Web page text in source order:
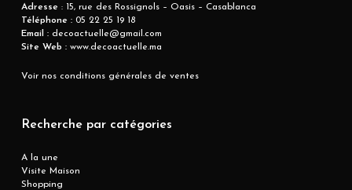
Adresse : 15, rue des Rossignols – Oasis – Casablanca
Téléphone :05 22 25 19 18
Email :decoactuelle@gmail.com
Site Web :www.decoactuelle.ma
Voir nos conditions générales de ventes
Recherche par catégories
A la une
Visite Maison
Shopping